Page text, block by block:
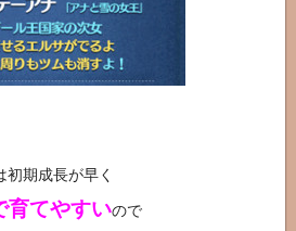
初期成長が早く
育てやすいので